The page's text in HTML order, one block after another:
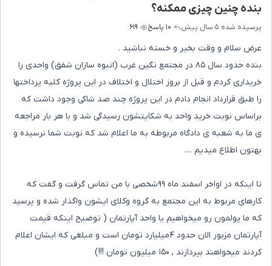
بنده چنین چیزی ممکنه؟
پرسیده شده ۵ سال پیش ۱۰ پاسخ ۶۱۹
عرض سلام و وقت بخیر و خسته نباشید .
بنده حدود سال ۸۵ در مجتمع نگین غرب (انبوه سازان شفق) واحدی را
خریداری کردم و قبل از بروز اختلال و اختلاف در این پروژه کلیه پرداختها
را طبق قرارداد انجام دادم در این پروژه چند صد شاکی وجود داشت که
براساس نوبت خرید واحد به شکایتشون رسیدگی شد و با هر بار مراجعه
ی ما به شعبه ی دادگاه مربوطه به ما اعلام شد که نوبت شما نرسیده و
بهتون اطلاع میدیم ....
تا اینکه در اواخر اسفند ماه ۹۹شخصی با من تماس گرفت و گفت که
کارهای مربوط به این مجتمع به گروه وکلای ایشون واگذار شده و پرسید
که ما پولمون رو میخواهیم یا واحد آپارتمان ( توضیح اینکه قیمت
آپارتمان مزبور الان حدود ۴میلیارد تومان است و مبلغی که ایشان اعلام
کردند میخواهند بپردازند , ۱۵۰ میلیون تومان !!!)